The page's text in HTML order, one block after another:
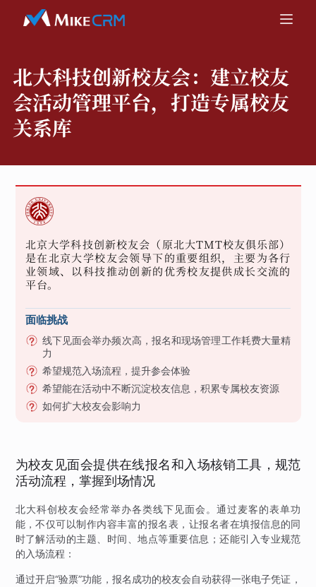
北大科技创新校友会： 建立校友
会活动管理平台，打造专属校友
关系库
北京大学科技创新校友会（原北大TMT校友俱乐部）
是在北京大学校友会领导下的重要组织，主要为各行
业领域、以科技推动创新的优秀校友提供成长交流的
平台。
面临挑战
线下见面会举办频次高，报名和现场管理工作耗费大量精
力
希望规范入场流程，提升参会体验
希望能在活动中不断沉淀校友信息，积累专属校友资源
如何扩大校友会影响力
为校友见面会提供在线报名和入场核销工具，规范
活动流程，掌握到场情况
北大科创校友会经常举办各类线下见面会。通过麦客的表单功
能，不仅可以制作内容丰富的报名表，让报名者在填报信息的同
时了解活动的主题、时间、地点等重要信息；还能引入专业规范
的入场流程：
通过开启“验票”功能，报名成功的校友会自动获得一张电子凭证，